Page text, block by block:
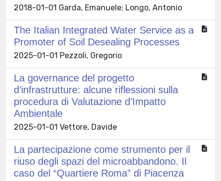
2018-01-01 Garda, Emanuele; Longo, Antonio
The Italian Integrated Water Service as a
Promoter of Soil Desealing Processes
2025-01-01 Pezzoli, Gregorio
La governance del progetto
d’infrastrutture: alcune riflessioni sulla
procedura di Valutazione d’Impatto
Ambientale
2025-01-01 Vettore, Davide
La partecipazione come strumento per il
riuso degli spazi del microabbandono. Il
caso del “Quartiere Roma” di Piacenza